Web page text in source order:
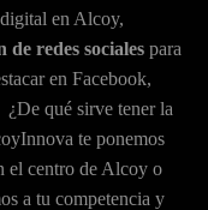
en Alcoy,
de redes sociales para
en Facebook,
qué sirve tener la
te ponemos
el centro de Alcoy o
a tu competencia y